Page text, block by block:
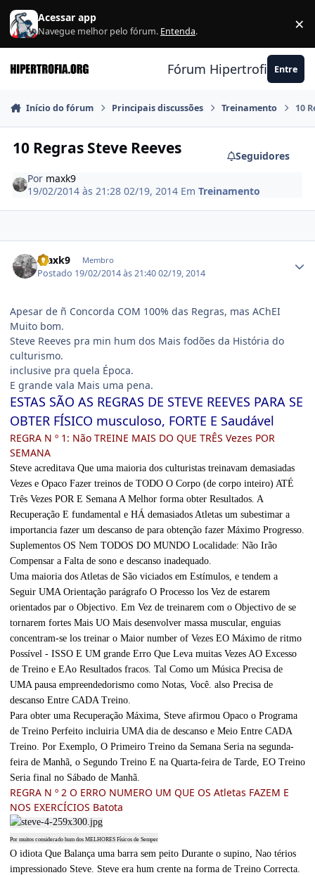
Ir para conteúdo
Acessar app
Navegue melhor pelo fórum. Entenda. ×
Fórum Hipertrofia.org
Entre
Início do fórum Principais discussões Treinamento 10
10 Regras Steve Reeves
Seguidores
Por maxk9
19/02/2014 às 21:2802/19, 2014 EmTreinamento
maxk9 Membro
Postado 19/02/2014 às 21:4002/19, 2014
Apesar de ñ Concorda COM 100% das Regras, mas AChEI
Muito bom.
Steve Reeves pra min hum dos Mais fodões da História do
culturismo.
inclusive pra quela Época.
E grande vala Mais uma pena.
ESTAS SÃO AS REGRAS DE STEVE REEVES PARA SE
OBTER FÍSICO musculoso, FORTE E Saudável
REGRA N º 1: Não TREINE MAIS DO QUE TRÊS Vezes POR
SEMANA
Steve acreditava Que uma maioria dos culturistas treinavam demasiadas
Vezes e Opaco Fazer treinos de TODO O Corpo (de corpo inteiro) ATÉ
Três Vezes POR E Semana A Melhor forma obter Resultados. A
Recuperação E fundamental e HÁ demasiados Atletas um subestimar a
importancia fazer um descanso de para obtenção fazer Máximo Progresso.
Suplementos OS Nem TODOS DO MUNDO Localidade: Não Irão
Compensar a Falta de sono e descanso inadequado.
Uma maioria dos Atletas de São viciados em Estímulos, e tendem a
Seguir UMA Orientação parágrafo O Processo los Vez de estarem
orientados par o Objectivo. Em Vez de treinarem com o Objectivo de se
tornarem fortes Mais UO Mais desenvolver massa muscular, enguias
concentram-se los treinar o Maior number of Vezes EO Máximo de ritmo
Possível - ISSO E UM grande Erro Que Leva muitas Vezes AO Excesso
de Treino e EAo Resultados fracos. Tal Como um Música Precisa de
UMA pausa empreendedorismo como Notas, Você. also Precisa de
descanso Entre CADA Treino.
Para obter uma Recuperação Máxima, Steve afirmou Opaco o Programa
de Treino Perfeito incluiria UMA dia de descanso e Meio Entre CADA
Treino. Por Exemplo, O Primeiro Treino da Semana Seria na segunda-
feira de Manhã, o Segundo Treino E na Quarta-feira de Tarde, EO Treino
Seria final no Sábado de Manhã.
REGRA N º 2 O ERRO NUMERO UM QUE OS Atletas FAZEM E
NOS EXERCÍCIOS Batota
Por muitos considerado hum dos MELHORES Físicos de Semper
O idiota Que Balança uma barra sem peito Durante o supino, Nao térios
impressionado Steve. Steve era hum crente na forma de Treino Correcta.